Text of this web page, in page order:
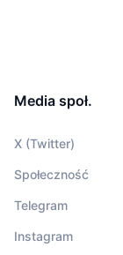
Media społ.
X (Twitter)
Społeczność
Telegram
Instagram